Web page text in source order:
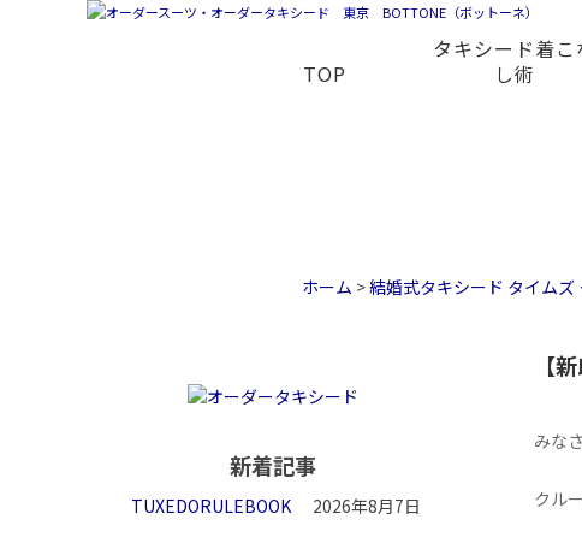
TOP
タキシード着こ
し術
ホーム >結婚式タキシード タイムズ
【
みな
クル
新着記事
TUXEDORULEBOOK 2026年8月7日